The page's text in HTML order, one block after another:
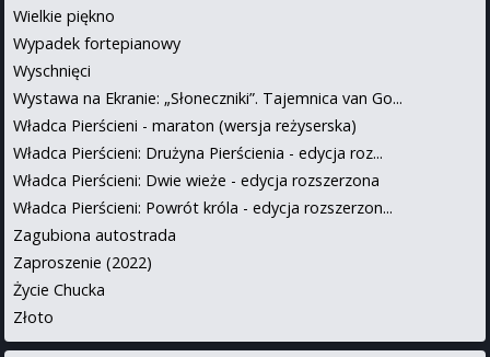
Wielkie piękno
Wypadek fortepianowy
Wyschnięci
Wystawa na Ekranie: „Słoneczniki”. Tajemnica van Go...
Władca Pierścieni - maraton (wersja reżyserska)
Władca Pierścieni: Drużyna Pierścienia - edycja roz...
Władca Pierścieni: Dwie wieże - edycja rozszerzona
Władca Pierścieni: Powrót króla - edycja rozszerzon...
Zagubiona autostrada
Zaproszenie (2022)
Życie Chucka
Złoto